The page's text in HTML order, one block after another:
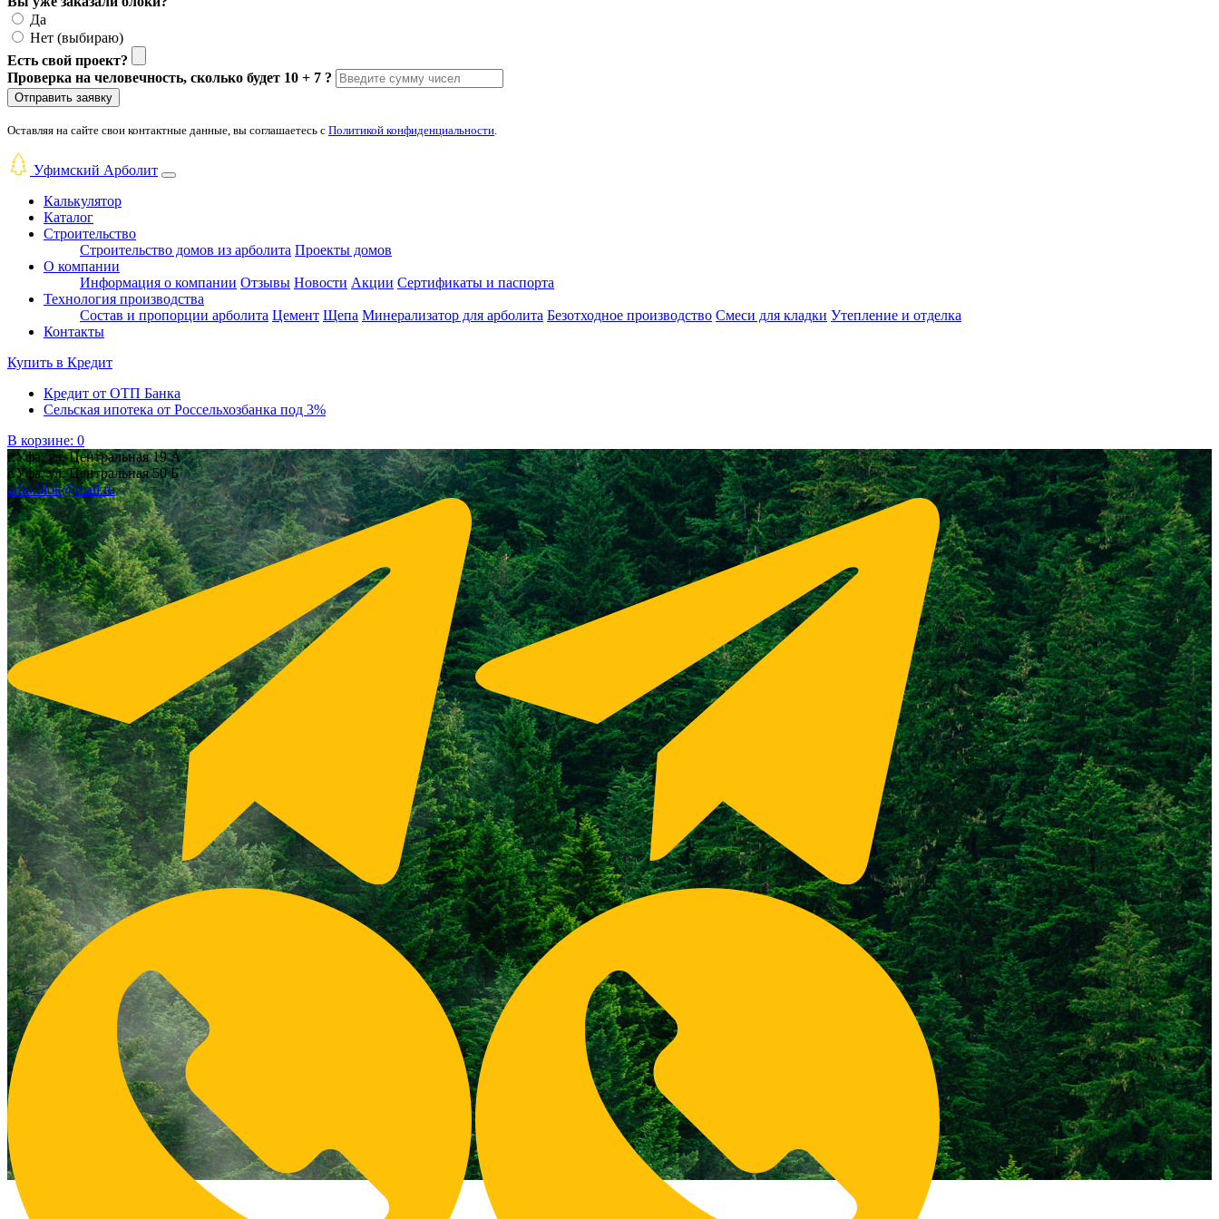
Да
Нет (выбираю)
Есть свой проект?
Проверка на человечность, сколько будет 10 + 7 ?
Отправить заявку
Оставляя на сайте свои контактные данные, вы соглашаетесь с Политикой конфиденциальности
Уфимский Арболит
Калькулятор
Каталог
Строительство
Строительство домов из арболита Проекты домов
О компании
Информация о компании Отзывы Новости Акции Сертификаты и паспорта
Технология производства
Состав и пропорции арболита Цемент Щепа Минерализатор для арболита Безотходное производство Смеси для кладки Утепление и отделка
Контакты
Купить в Кредит
Кредит от ОТП Банка
Сельская ипотека от Россельхозбанка под 3%
В корзине: 0
г.Уфа, ул. Центральная 19 А
г.Уфа, ул. Центральная 50 Б
arbo.blok@mail.ru